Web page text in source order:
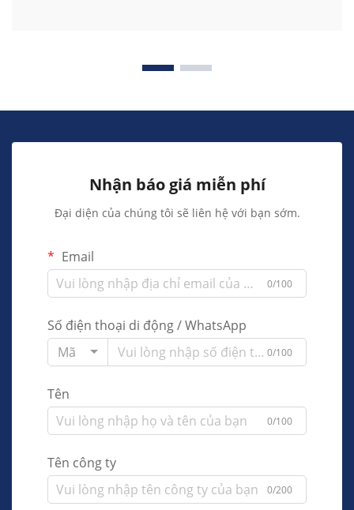
Nhận báo giá miễn phí
Đại diện của chúng tôi sẽ liên hệ với bạn sớm.
Email
0/100
Số điện thoại di động / WhatsApp
Mã
0/100
Tên
0/100
Tên công ty
0/200